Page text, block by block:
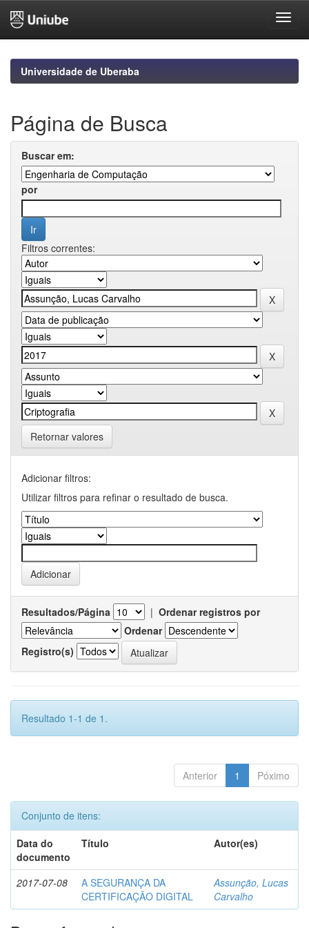
navigationUniversidade de Uberaba
Página de Busca
Buscar em:
por
Filtros correntes:
Retornar valores
Adicionar filtros:
Utilizar filtros para refinar o resultado de busca.
Resultados/Página | Ordenar registros por
Ordenar
Registro(s)
Resultado 1-1 de 1.
Anterior 1 Póximo
Conjunto de itens:
Data do
documento
Título Autor(es)
2017-07-08
A SEGURANÇA DA
CERTIFICAÇÃO DIGITAL
Assunção, Lucas
Carvalho